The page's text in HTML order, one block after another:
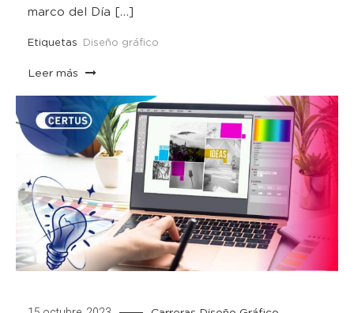
marco del Día […]
Etiquetas Diseño gráfico
Leer más